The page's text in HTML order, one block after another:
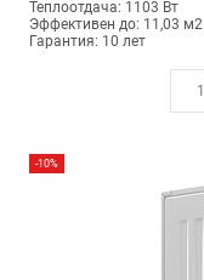
Теплоотдача: 1103 Вт
Эффективен до: 11,03 м2
Гарантия: 10 лет
-10%